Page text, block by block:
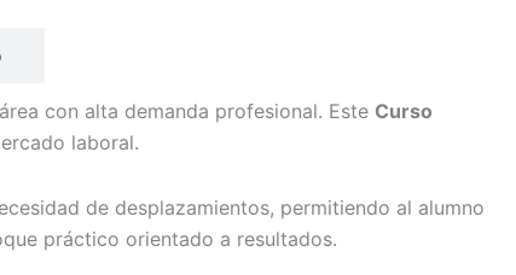
con alta demanda profesional. Este Curso
laboral.
de desplazamientos, permitiendo al alumno
práctico orientado a resultados.